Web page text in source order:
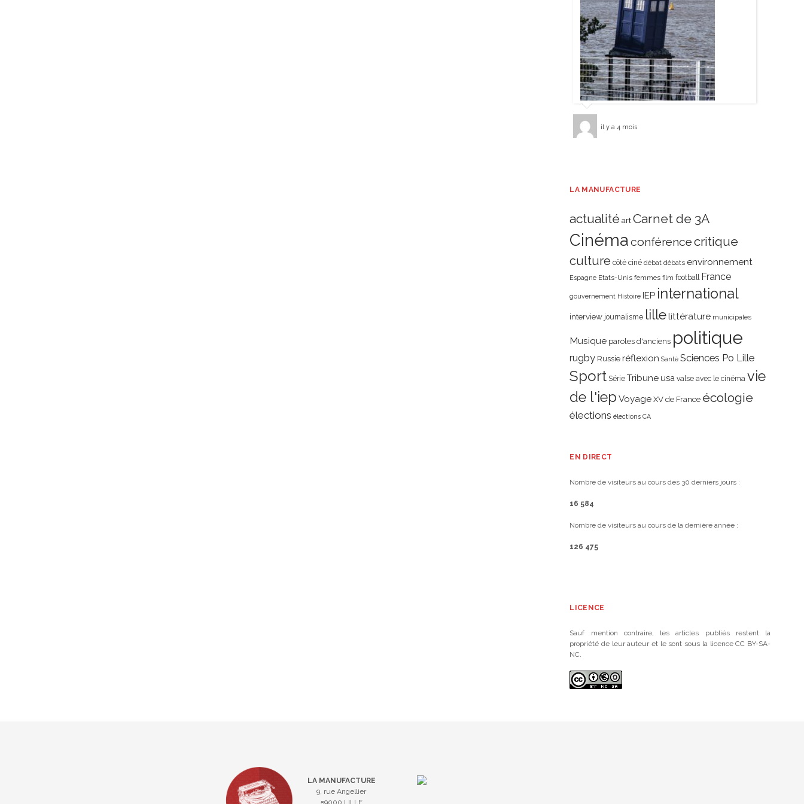
il y a 4 mois
LA MANUFACTURE
actualité art Carnet de 3A
Cinémaconférencecritique
culture côté ciné débat débats environnement
Espagne Etats-Unis femmes film football France
gouvernement Histoire IEP international
interview journalisme lillelittérature municipales
Musique paroles d'anciens politique
rugby Russie réflexion Santé Sciences Po Lille
Sport Série Tribune usa valse avec le cinéma vie
de l'iep Voyage XV de France écologie
élections élections CA
EN DIRECT
Nombre de visiteurs au cours des 30 derniers jours :
16 584
Nombre de visiteurs au cours de la dernière année :
126 475
LICENCE
Sauf mention contraire, les articles publiés restent la
propriété de leur auteur et le sont sous la licence CC BY-SA-
NC.
LA MANUFACTURE
9, rue Angellier
59000 LILLE